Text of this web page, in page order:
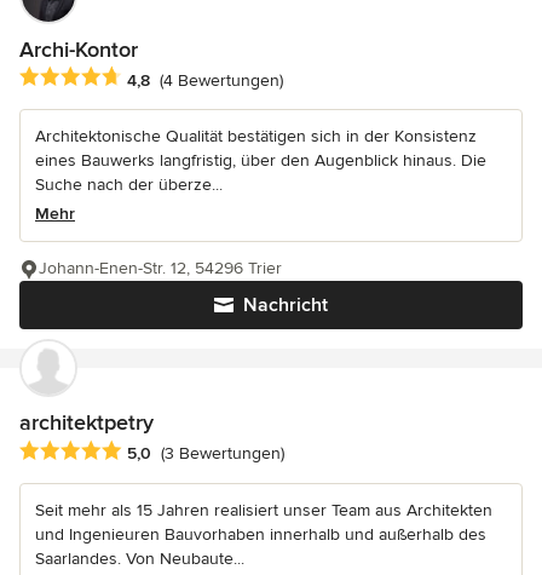
Archi-Kontor
Durchschnittliche Bewertung: 4.8 von 5 Sternen
4,8 (4 Bewertungen)
Architektonische Qualität bestätigen sich in der Konsistenz
eines Bauwerks langfristig, über den Augenblick hinaus. Die
Suche nach der überze...
Mehr
Nachricht
Johann-Enen-Str. 12, 54296 Trier
architektpetry
Durchschnittliche Bewertung: 5 von 5 Sternen
5,0 (3 Bewertungen)
Seit mehr als 15 Jahren realisiert unser Team aus Architekten
und Ingenieuren Bauvorhaben innerhalb und außerhalb des
Saarlandes. Von Neubaute...